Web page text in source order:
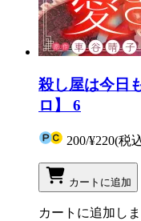
殺し屋は今日
ロ】 6
200/¥220(税
カートに追加
カートに追加し